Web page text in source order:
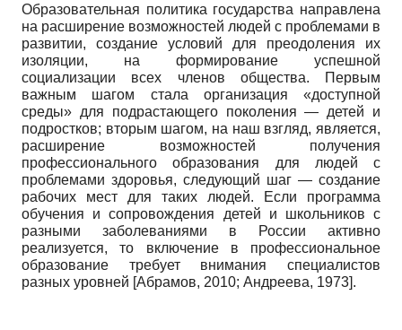
Образовательная политика государства направлена
на расширение возможностей людей с проблемами в
развитии, создание условий для преодоления их
изоляции, на формирование успешной
социализации всех членов общества. Первым
важным шагом стала организация «доступной
среды» для подрастающего поколения — детей и
подростков; вторым шагом, на наш взгляд, является,
расширение возможностей получения
профессионального образования для людей с
проблемами здоровья, следующий шаг — создание
рабочих мест для таких людей. Если программа
обучения и сопровождения детей и школьников с
разными заболеваниями в России активно
реализуется, то включение в профессиональное
образование требует внимания специалистов
разных уровней [Абрамов, 2010; Андреева, 1973].